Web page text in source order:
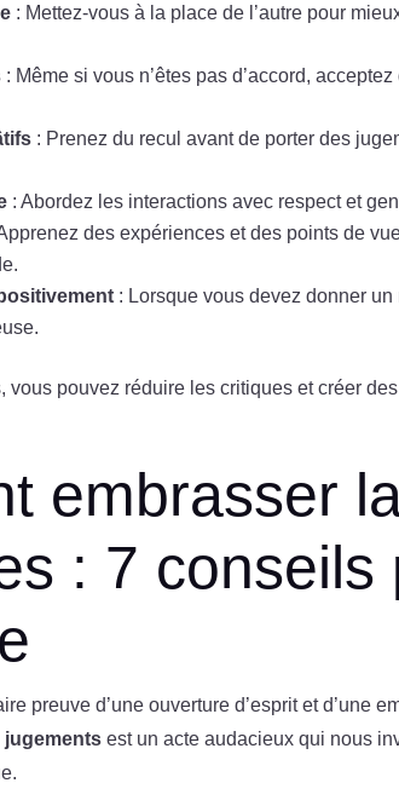
: Mettez-vous à la place de l’autre pour
: Même si vous n’êtes pas d’accord,
: Prenez du recul avant de porter des
: Abordez les interactions avec respect et
des expériences et des points de
: Lorsque vous devez donner
vous pouvez réduire les critiques et créer
embrasser
: 7 conseils
preuve d’une ouverture d’esprit et d’une
jugements est un acte audacieux qui nous